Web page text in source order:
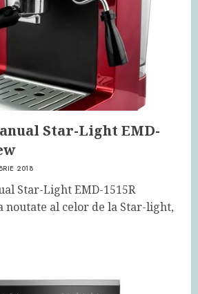
Star-Light EMD-
2018
Star-Light EMD-1515R
al celor de la Star-light,